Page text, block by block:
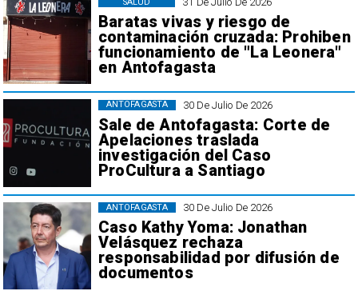
Baratas vivas y riesgo de
contaminación cruzada: Prohiben
funcionamiento de "La Leonera"
en Antofagasta
30 De Julio De 2026
Sale de Antofagasta: Corte de
Apelaciones traslada
investigación del Caso
ProCultura a Santiago
ANTOFAGASTA
30 De Julio De 2026
Caso Kathy Yoma: Jonathan
Velásquez rechaza
responsabilidad por difusión de
documentos
ANTOFAGASTA